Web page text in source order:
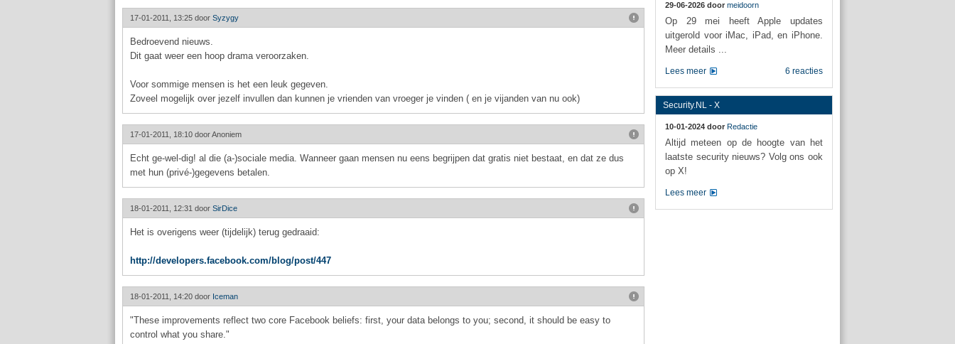
17-01-2011, 13:25 door Syzygy
Bedroevend nieuws.
Dit gaat weer een hoop drama veroorzaken.
Voor sommige mensen is het een leuk gegeven.
Zoveel mogelijk over jezelf invullen dan kunnen je vrienden van vroeger je vinden ( en je vijanden van nu ook)
17-01-2011, 18:10 doorAnoniem
Echt ge-wel-dig! al die (a-)sociale media. Wanneer gaan mensen nu eens begrijpen dat gratis niet bestaat, en dat ze dus
met hun (privé-)gegevens betalen.
18-01-2011, 12:31 door SirDice
Het is overigens weer (tijdelijk) terug gedraaid:
http://developers.facebook.com/blog/post/447
18-01-2011, 14:20 door Iceman
"These improvements reflect two core Facebook beliefs: first, your data belongs to you; second, it should be easy to
control what you share."
29-06-2026 door meidoorn
Op 29 mei heeft Apple updates
uitgerold voor iMac, iPad, en iPhone.
Meer details ...
6 reacties
Lees meer
Security.NL - X
10-01-2024 door Redactie
Altijd meteen op de hoogte van het
laatste security nieuws? Volg ons ook
op X!
Lees meer